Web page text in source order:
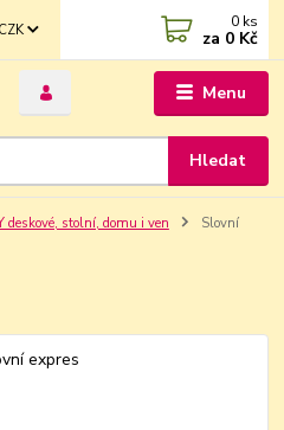
Menu
CZK
Hledat
0 ks
za 0 Kč
deskové, stolní, domu i ven
Slovní